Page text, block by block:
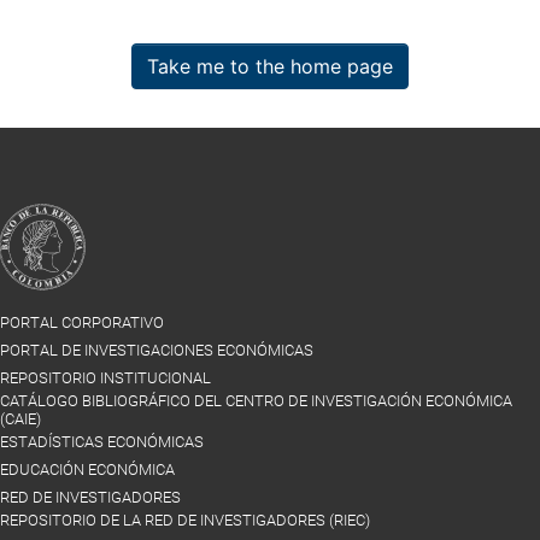
Take me to the home page
PORTAL CORPORATIVO
PORTAL DE INVESTIGACIONES ECONÓMICAS
REPOSITORIO INSTITUCIONAL
CATÁLOGO BIBLIOGRÁFICO DEL CENTRO DE INVESTIGACIÓN ECONÓMICA
(CAIE)
ESTADÍSTICAS ECONÓMICAS
EDUCACIÓN ECONÓMICA
RED DE INVESTIGADORES
REPOSITORIO DE LA RED DE INVESTIGADORES (RIEC)